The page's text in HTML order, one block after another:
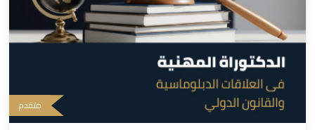
متقدم